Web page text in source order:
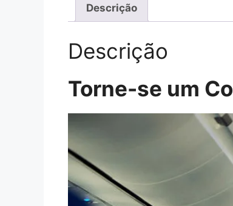
Descrição
Descrição
Torne-se um